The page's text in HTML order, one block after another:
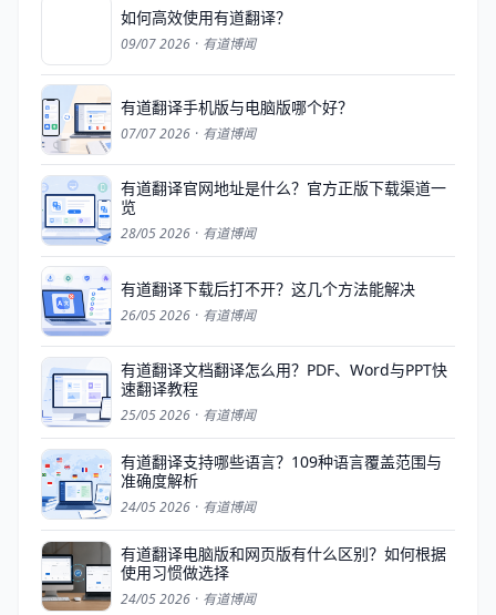
如何高效使用有道翻译？
09/07 2026 · 有道博闻
有道翻译手机版与电脑版哪个好？
07/07 2026 · 有道博闻
有道翻译官网地址是什么？官方正版下载渠道一
览
28/05 2026 · 有道博闻
有道翻译下载后打不开？这几个方法能解决
26/05 2026 · 有道博闻
有道翻译文档翻译怎么用？PDF、Word与PPT快
速翻译教程
25/05 2026 · 有道博闻
有道翻译支持哪些语言？109种语言覆盖范围与
准确度解析
24/05 2026 · 有道博闻
有道翻译电脑版和网页版有什么区别？如何根据
使用习惯做选择
24/05 2026 · 有道博闻